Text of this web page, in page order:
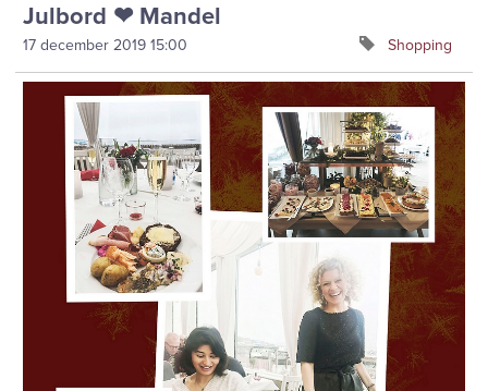
Julbord ❤ Mandel
17 december 2019 15:00 Shopping